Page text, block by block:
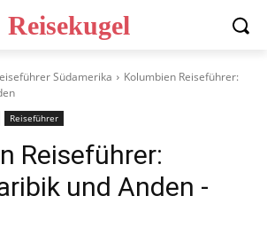
Reisekugel
Südamerika
Kolumbien Reiseführer:
Reiseführer
Reiseführer:
und Anden -